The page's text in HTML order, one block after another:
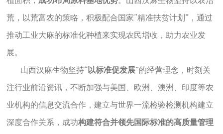
荒，以荒富农的策略，积极配合国家“精准扶贫计划”，通过
推动工业大麻的标准化种植来实现农民增收，助力农业发
展。
山西汉麻生物坚持“以标准促发展”的经营理念，时刻关
注行业前沿资讯，不断加强与美国、欧洲、澳洲、印度等农
业机构的信息交流合作，建立与世界一流检验检测机构建立
深度合作关系，成功构建符合并领先国际标准的高质量管理